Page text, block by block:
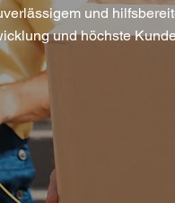
und
und höchste